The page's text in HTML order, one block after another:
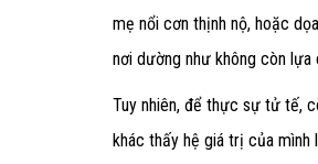
mẹ nổi cơn thịnh nộ, hoặc
nơi dường như không còn lựa
Tuy nhiên, để thực sự tử tế,
khác thấy hệ giá trị của mình